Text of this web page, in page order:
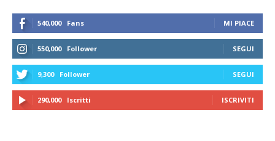
540,000 Fans MI PIACE
550,000 Follower SEGUI
9,300 Follower SEGUI
290,000 Iscritti ISCRIVITI